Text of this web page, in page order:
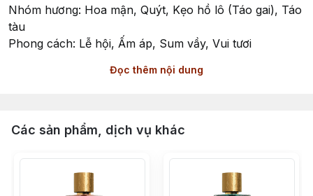
Nhóm hương: Hoa mận, Quýt, Kẹo hồ lô (Táo gai), Táo
tàu
Phong cách: Lễ hội, Ấm áp, Sum vầy, Vui tươi
Spring Festival - Hương Vị Của Mùa Sum Vầy
thuộc bộ sưu tập Majestic China của d'Annam, ra mắt
hồn của Tết Nguyên Đán, khoảnh khắc thiêng liêng khi
hàng triệu người vượt ngàn dặm để trở về sum vầy bên
Đọc thêm nội dung
Các sản phẩm, dịch vụ khác